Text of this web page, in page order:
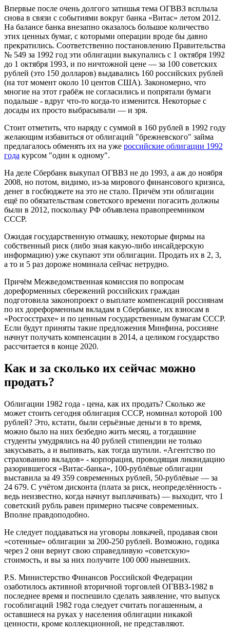
Впервые после очень долгого затишья тема ОГВВЗ всплыла
снова в связи с событиями вокруг банка «Витас» летом 2012.
На балансе банка внезапно оказалось большое количество
этих ценных бумаг, с которыми операции вроде бы давно
прекратились. Соответственно постановлению Правительства
№ 549 за 1992 год эти облигации выкупались с 1 октября 1992
до 1 октября 1993, и по ничтожной цене — за 100 советских
рублей (это 150 долларов) выдавались 160 российских рублей
(на тот момент около 10 центов США). Закономерно, что
многие на этот грабёж не согласились и попрятали бумаги
подальше - вдруг что-то когда-то изменится. Некоторые с
досады их просто выбрасывали — и зря.
Стоит отметить, что наряду с суммой в 160 рублей в 1992 году
желающим избавиться от облигаций "брежневского" займа
предлагалось обменять их на уже российские облигации 1992
года курсом "один к одному".
На деле Сбербанк выкупал ОГВВЗ не до 1993, а аж до ноября
2008, но потом, видимо, из-за мирового финансового кризиса,
денег в госбюджете на это не стало. Причём эти облигации
ещё по обязательствам советского времени погасить должны
были в 2012, поскольку РФ объявлена правопреемником
СССР.
Ожидая государственную отмашку, некоторые фирмы на
собственный риск (либо зная какую-либо инсайдерскую
информацию) уже скупают эти облигации. Продать их в 2, 3,
а то и 5 раз дороже номинала сейчас нетрудно.
Причём Межведомственная комиссия по вопросам
дореформенных сбережений российских граждан
подготовила законопроект о выплате компенсаций россиянам
по их дореформенным вкладам в Сбербанке, их взносам в
«Росгосстрахе» и по ценным государственным бумагам СССР.
Если будут приняты такие предложения Минфина, россияне
начнут получать компенсации в 2014, а целиком государство
рассчитается в конце 2020.
Как и за сколько их сейчас можно
продать?
Облигации 1982 года - цена, как их продать? Сколько же
может стоить сегодня облигация СССР, номинал которой 100
рублей? Это, кстати, были серьёзные деньги в то время,
можно было на них безбедно жить месяц, а тогдашние
студенты умудрялись на 40 рублей стипендии не только
закусывать, а и выпивать, как тогда шутили. «Агентство по
страхованию вкладов» - корпорация, проводящая ликвидацию
разорившегося «Витас-банка», 100-рублёвые облигации
выставила за 49 359 современных рублей, 50-рублёвые — за
24 679. С учётом дисконта (плата за риск, неопределённость -
ведь неизвестно, когда начнут выплачивать) — выходит, что 1
советский рубль равен примерно тысяче современных.
Вполне правдоподобно.
Не следует поддаваться на уговоры ловкачей, продавая свои
«сотенные» облигации за 200-250 рублей. Возможно, годика
через 2 они вернут свою справедливую «советскую»
стоимость, и вы за них получите 100 000 нынешних.
P.S. Министерство Финансов Российской Федерации
озаботилось активной вторичной торговлей ОГВВЗ-1982 в
последнее время и поспешило сделать заявление, что выпуск
гособлигаций 1982 года следует считать погашенным, а
оставшиеся на руках у населения облигации никакой
ценности, кроме коллекционной, не представляют.